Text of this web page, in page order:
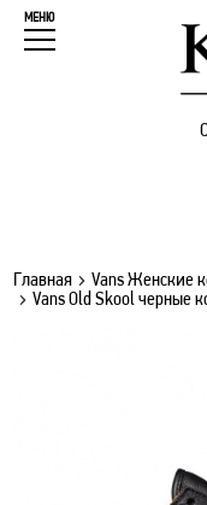
МЕНЮ
Главная
Vans Женские
Vans Old Skool черные